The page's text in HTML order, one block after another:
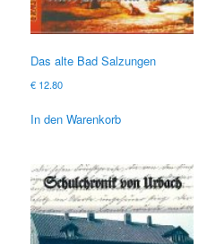
Das alte Bad Salzungen
€ 12.80
In den Warenkorb